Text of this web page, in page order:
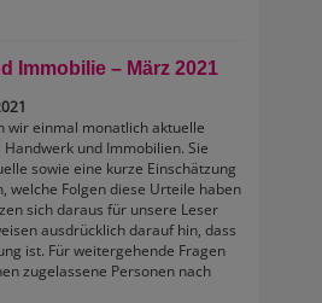
Immobilie – März 2021
wir einmal monatlich aktuelle
und Immobilien. Sie
sowie eine kurze Einschätzung
welche Folgen diese Urteile haben
sich daraus für unsere Leser
ausdrücklich darauf hin, dass
ist. Für weitergehende Fragen
zugelassene Personen nach